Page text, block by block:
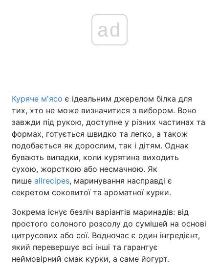
Головна Війна
Україна Політика
Економіка Світ
Спорт Наука
Техно і зв'язок
Зброя Інциденти
Туризм
Цікавинки Погода
ad
Куряче мʼясо є ідеальним джерелом білка для
тих, хто не може визначитися з вибором. Воно
завжди під рукою, доступне у різних частинах та
формах, готується швидко та легко, а також
подобається як дорослим, так і дітям. Однак
бувають випадки, коли курятина виходить
сухою, жорсткою або несмачною. Як
пише allrecipes, маринування насправді є
секретом соковитої та ароматної курки.
Зокрема існує безліч варіантів маринадів: від
простого солоного розсолу до сумішей на основі
цитрусових або сої. Водночас є один інгредієнт,
який перевершує всі інші та гарантує
неймовірний смак курки, а саме йогурт.